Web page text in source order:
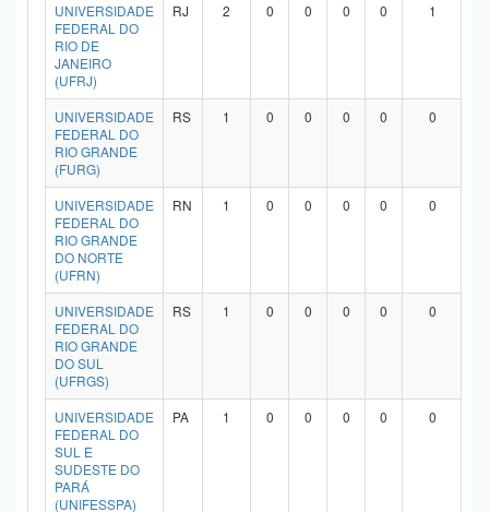
UNIVERSIDADE
FEDERAL DO
RIO DE
JANEIRO
(UFRJ)
RJ 2 0 0 0 0 1
UNIVERSIDADE
FEDERAL DO
RIO GRANDE
(FURG)
RS 1 0 0 0 0 0
UNIVERSIDADE
FEDERAL DO
RIO GRANDE
DO NORTE
(UFRN)
RN 1 0 0 0 0 0
UNIVERSIDADE
FEDERAL DO
RIO GRANDE
DO SUL
(UFRGS)
RS 1 0 0 0 0 0
UNIVERSIDADE
FEDERAL DO
SUL E
SUDESTE DO
PARÁ
(UNIFESSPA)
PA 1 0 0 0 0 0